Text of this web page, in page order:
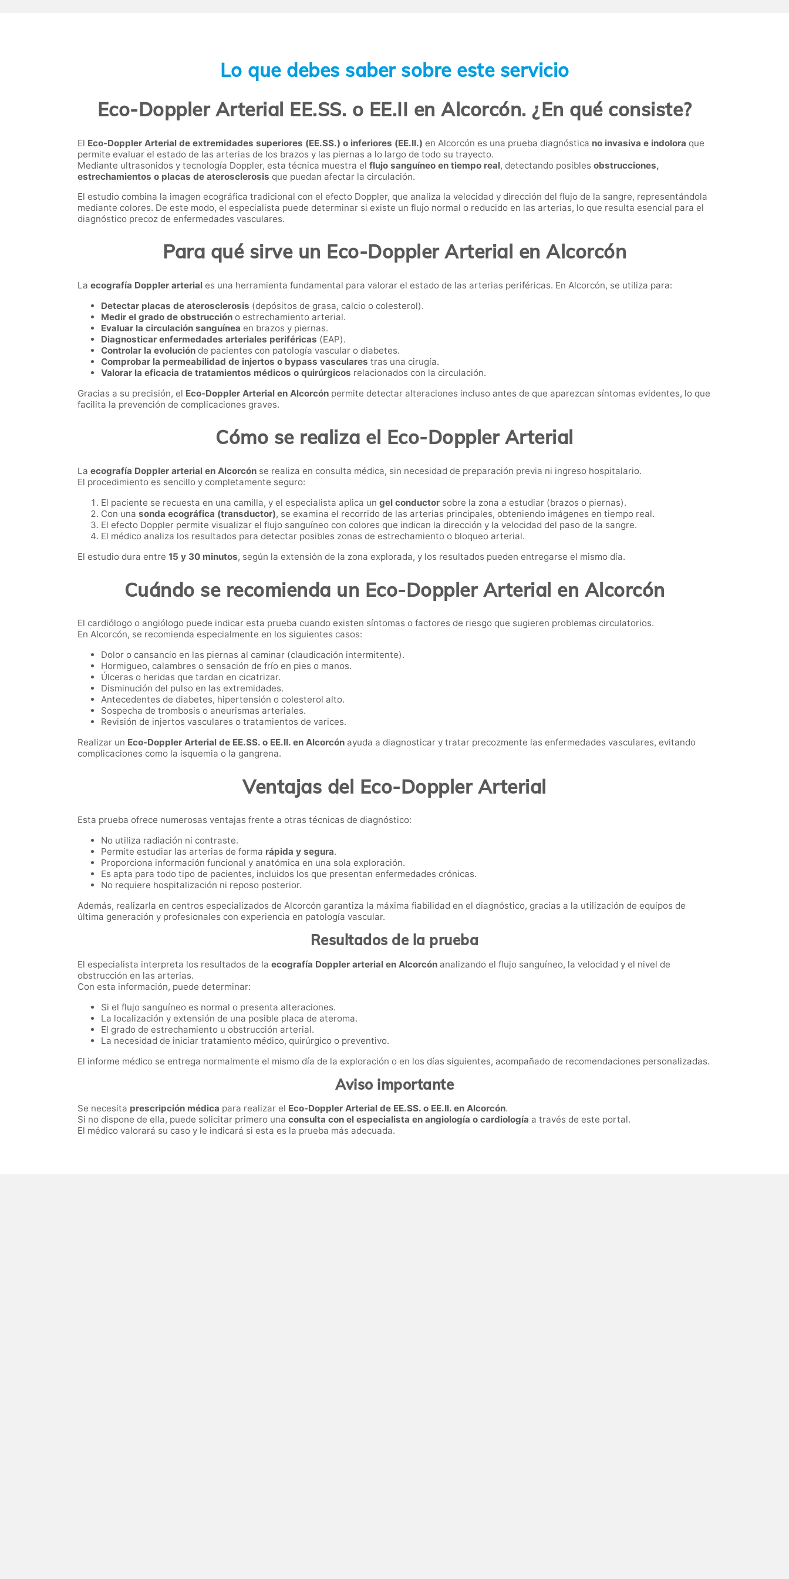
Lo que debes saber sobre este servicio
Eco-Doppler Arterial EE.SS. o EE.II en Alcorcón. ¿En qué consiste?
El Eco-Doppler Arterial de extremidades superiores (EE.SS.) o inferiores (EE.II.) en Alcorcón es una prueba diagnóstica no invasiva e indolora que
permite evaluar el estado de las arterias de los brazos y las piernas a lo largo de todo su trayecto.
Mediante ultrasonidos y tecnología Doppler, esta técnica muestra el flujo sanguíneo en tiempo real, detectando posibles obstrucciones,
estrechamientos o placas de aterosclerosis que puedan afectar la circulación.
El estudio combina la imagen ecográfica tradicional con el efecto Doppler, que analiza la velocidad y dirección del flujo de la sangre, representándola
mediante colores. De este modo, el especialista puede determinar si existe un flujo normal o reducido en las arterias, lo que resulta esencial para el
diagnóstico precoz de enfermedades vasculares.
Para qué sirve un Eco-Doppler Arterial en Alcorcón
La ecografía Doppler arterial es una herramienta fundamental para valorar el estado de las arterias periféricas. En Alcorcón, se utiliza para:
Detectar placas de aterosclerosis (depósitos de grasa, calcio o colesterol).
Medir el grado de obstrucción o estrechamiento arterial.
Evaluar la circulación sanguínea en brazos y piernas.
Diagnosticar enfermedades arteriales periféricas (EAP).
Controlar la evolución de pacientes con patología vascular o diabetes.
Comprobar la permeabilidad de injertos o bypass vasculares tras una cirugía.
Valorar la eficacia de tratamientos médicos o quirúrgicos relacionados con la circulación.
Gracias a su precisión, el Eco-Doppler Arterial en Alcorcón permite detectar alteraciones incluso antes de que aparezcan síntomas evidentes, lo que
facilita la prevención de complicaciones graves.
Cómo se realiza el Eco-Doppler Arterial
La ecografía Doppler arterial en Alcorcón se realiza en consulta médica, sin necesidad de preparación previa ni ingreso hospitalario.
El procedimiento es sencillo y completamente seguro:
El paciente se recuesta en una camilla, y el especialista aplica un gel conductor sobre la zona a estudiar (brazos o piernas).
Con una sonda ecográfica (transductor), se examina el recorrido de las arterias principales, obteniendo imágenes en tiempo real.
El efecto Doppler permite visualizar el flujo sanguíneo con colores que indican la dirección y la velocidad del paso de la sangre.
El médico analiza los resultados para detectar posibles zonas de estrechamiento o bloqueo arterial.
El estudio dura entre 15 y 30 minutos, según la extensión de la zona explorada, y los resultados pueden entregarse el mismo día.
Cuándo se recomienda un Eco-Doppler Arterial en Alcorcón
El cardiólogo o angiólogo puede indicar esta prueba cuando existen síntomas o factores de riesgo que sugieren problemas circulatorios.
En Alcorcón, se recomienda especialmente en los siguientes casos:
Dolor o cansancio en las piernas al caminar (claudicación intermitente).
Hormigueo, calambres o sensación de frío en pies o manos.
Úlceras o heridas que tardan en cicatrizar.
Disminución del pulso en las extremidades.
Antecedentes de diabetes, hipertensión o colesterol alto.
Sospecha de trombosis o aneurismas arteriales.
Revisión de injertos vasculares o tratamientos de varices.
Realizar un Eco-Doppler Arterial de EE.SS. o EE.II. en Alcorcón ayuda a diagnosticar y tratar precozmente las enfermedades vasculares, evitando
complicaciones como la isquemia o la gangrena.
Ventajas del Eco-Doppler Arterial
Esta prueba ofrece numerosas ventajas frente a otras técnicas de diagnóstico:
No utiliza radiación ni contraste.
Permite estudiar las arterias de forma rápida y segura.
Proporciona información funcional y anatómica en una sola exploración.
Es apta para todo tipo de pacientes, incluidos los que presentan enfermedades crónicas.
No requiere hospitalización ni reposo posterior.
Además, realizarla en centros especializados de Alcorcón garantiza la máxima fiabilidad en el diagnóstico, gracias a la utilización de equipos de
última generación y profesionales con experiencia en patología vascular.
Resultados de la prueba
El especialista interpreta los resultados de la ecografía Doppler arterial en Alcorcón analizando el flujo sanguíneo, la velocidad y el nivel de
obstrucción en las arterias.
Con esta información, puede determinar:
Si el flujo sanguíneo es normal o presenta alteraciones.
La localización y extensión de una posible placa de ateroma.
El grado de estrechamiento u obstrucción arterial.
La necesidad de iniciar tratamiento médico, quirúrgico o preventivo.
El informe médico se entrega normalmente el mismo día de la exploración o en los días siguientes, acompañado de recomendaciones personalizadas.
Aviso importante
Se necesita prescripción médica para realizar el Eco-Doppler Arterial de EE.SS. o EE.II. en Alcorcón.
Si no dispone de ella, puede solicitar primero una consulta con el especialista en angiología o cardiología a través de este portal.
El médico valorará su caso y le indicará si esta es la prueba más adecuada.